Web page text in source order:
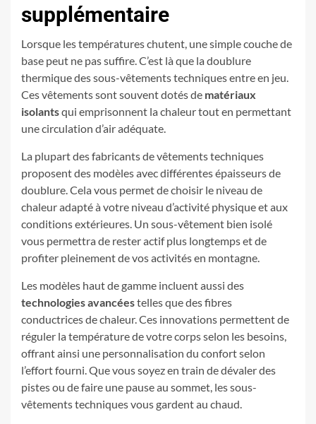
supplémentaire
Lorsque les températures chutent, une simple couche de
base peut ne pas suffire. C’est là que la doublure
thermique des sous-vêtements techniques entre en jeu.
Ces vêtements sont souvent dotés de matériaux
isolantsqui emprisonnent la chaleur tout en permettant
une circulation d’air adéquate.
La plupart des fabricants de vêtements techniques
proposent des modèles avec différentes épaisseurs de
doublure. Cela vous permet de choisir le niveau de
chaleur adapté à votre niveau d’activité physique et aux
conditions extérieures. Un sous-vêtement bien isolé
vous permettra de rester actif plus longtemps et de
profiter pleinement de vos activités en montagne.
Les modèles haut de gamme incluent aussi des
technologies avancéestelles que des fibres
conductrices de chaleur. Ces innovations permettent de
réguler la température de votre corps selon les besoins,
offrant ainsi une personnalisation du confort selon
l’effort fourni. Que vous soyez en train de dévaler des
pistes ou de faire une pause au sommet, les sous-
vêtements techniques vous gardent au chaud.